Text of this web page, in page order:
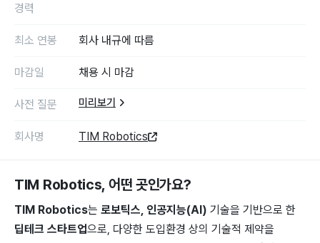
TIM Robotics, 어떤 곳인가요?
TIM Robotics는 로보틱스, 인공지능(AI) 기술을 기반으로 한
딥테크 스타트업으로, 다양한 도입환경 상의 기술적 제약을
경력
최소 연봉 회사 내규에 따름
마감일 채용 시 마감
사전 질문 미리보기
회사명 TIM Robotics